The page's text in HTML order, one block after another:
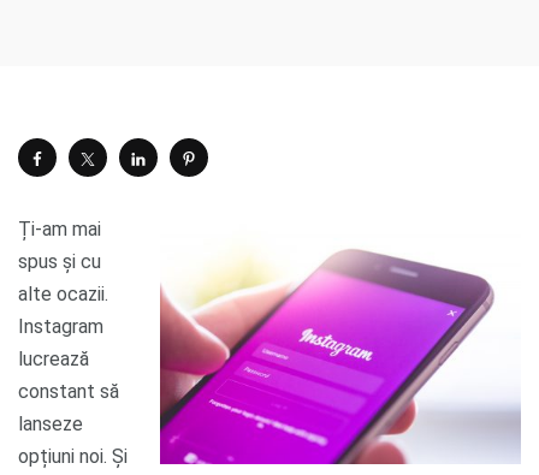
Ți-am mai
spus și cu
alte ocazii.
Instagram
lucrează
constant să
lanseze
opțiuni noi. Și